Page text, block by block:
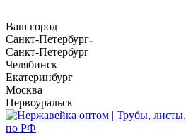
Ваш город
Санкт-Петербург
Санкт-Петербург
Челябинск
Екатеринбург
Москва
Первоуральск